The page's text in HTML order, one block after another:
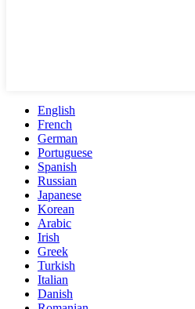
English
French
German
Portuguese
Spanish
Russian
Japanese
Korean
Arabic
Irish
Greek
Turkish
Italian
Danish